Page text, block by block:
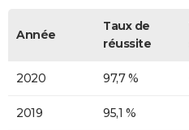
Année
Taux de
réussite
2020 97,7 %
2019 95,1 %